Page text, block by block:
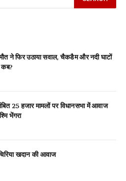
ने फिर उठाया सवाल, चैकडैम और नदी घाटों
कब?
25 हजार मामलों पर विधानसभा में आवाज
भेंगरा
खदान की आवाज